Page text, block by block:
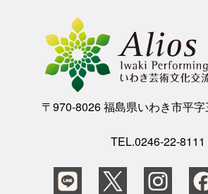
〒970-8026 福島県いわき市平
TEL.0246-22-8111